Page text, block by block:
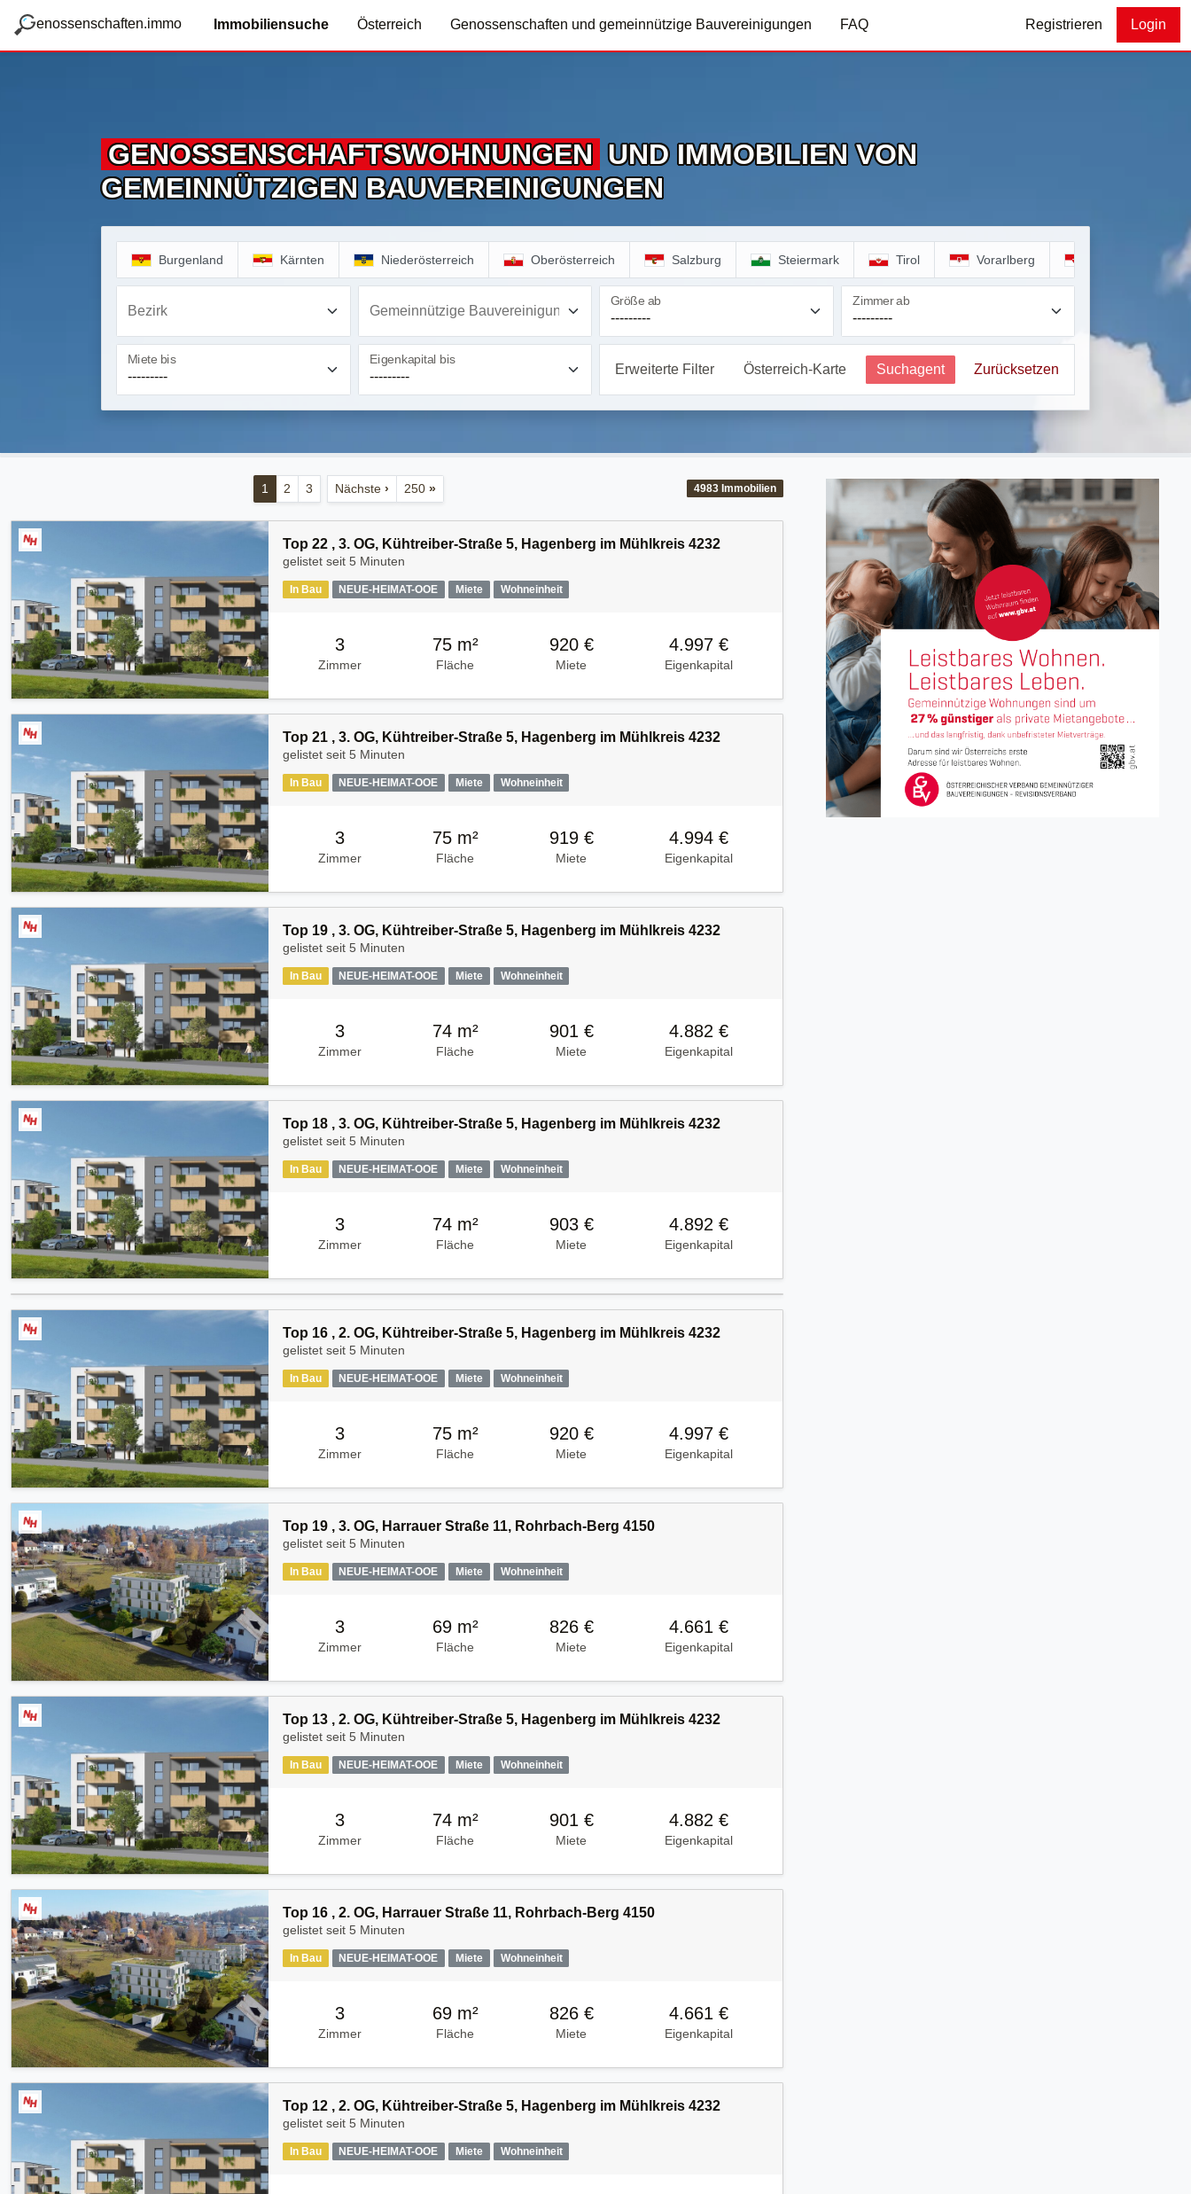
g
enossenschaften.immo Immobiliensuche Österreich Genossenschaften und gemeinnützige Bauvereinigungen FAQ Registrieren Login
GENOSSENSCHAFTS­WOHNUNGEN UND IMMOBILIEN VON
GEMEINNÜTZIGEN BAUVEREINIGUNGEN
Burgenland Kärnten Niederösterreich Oberösterreich Salzburg Steiermark Tirol Vorarlberg
Bezirk Gemeinnützige Bauvereinigung
Größe ab Zimmer ab
Miete bis Eigenkapital bis
Erweiterte Filter Österreich-Karte Suchagent Zurücksetzen
4983 Immobilien
1 2 3 Nächste› 250»
Top 22 , 3. OG, Kühtreiber-Straße 5, Hagenberg im Mühlkreis 4232
gelistet seit 5 Minuten
In Bau NEUE-HEIMAT-OOE Miete Wohneinheit
3
Zimmer
75 m²
Fläche
920 €
Miete
4.997 €
Eigenkapital
Top 21 , 3. OG, Kühtreiber-Straße 5, Hagenberg im Mühlkreis 4232
gelistet seit 5 Minuten
In Bau NEUE-HEIMAT-OOE Miete Wohneinheit
3
Zimmer
75 m²
Fläche
919 €
Miete
4.994 €
Eigenkapital
Top 19 , 3. OG, Kühtreiber-Straße 5, Hagenberg im Mühlkreis 4232
gelistet seit 5 Minuten
In Bau NEUE-HEIMAT-OOE Miete Wohneinheit
3
Zimmer
74 m²
Fläche
901 €
Miete
4.882 €
Eigenkapital
Top 18 , 3. OG, Kühtreiber-Straße 5, Hagenberg im Mühlkreis 4232
gelistet seit 5 Minuten
In Bau NEUE-HEIMAT-OOE Miete Wohneinheit
3
Zimmer
74 m²
Fläche
903 €
Miete
4.892 €
Eigenkapital
Top 16 , 2. OG, Kühtreiber-Straße 5, Hagenberg im Mühlkreis 4232
gelistet seit 5 Minuten
In Bau NEUE-HEIMAT-OOE Miete Wohneinheit
3
Zimmer
75 m²
Fläche
920 €
Miete
4.997 €
Eigenkapital
Top 19 , 3. OG, Harrauer Straße 11, Rohrbach-Berg 4150
gelistet seit 5 Minuten
In Bau NEUE-HEIMAT-OOE Miete Wohneinheit
3
Zimmer
69 m²
Fläche
826 €
Miete
4.661 €
Eigenkapital
Top 13 , 2. OG, Kühtreiber-Straße 5, Hagenberg im Mühlkreis 4232
gelistet seit 5 Minuten
In Bau NEUE-HEIMAT-OOE Miete Wohneinheit
3
Zimmer
74 m²
Fläche
901 €
Miete
4.882 €
Eigenkapital
Top 16 , 2. OG, Harrauer Straße 11, Rohrbach-Berg 4150
gelistet seit 5 Minuten
In Bau NEUE-HEIMAT-OOE Miete Wohneinheit
3
Zimmer
69 m²
Fläche
826 €
Miete
4.661 €
Eigenkapital
Top 12 , 2. OG, Kühtreiber-Straße 5, Hagenberg im Mühlkreis 4232
gelistet seit 5 Minuten
In Bau NEUE-HEIMAT-OOE Miete Wohneinheit